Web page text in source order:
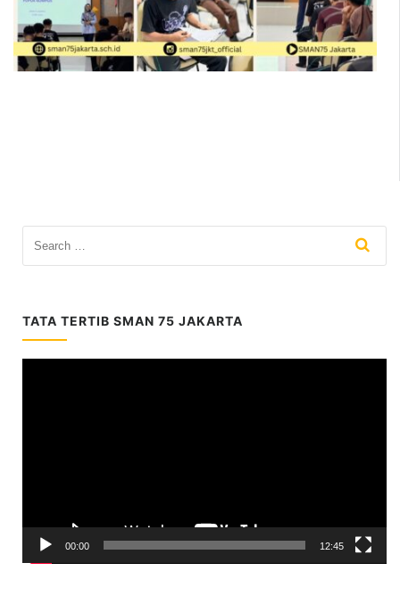
TATA TERTIB SMAN 75 JAKARTA
00:00 12:45